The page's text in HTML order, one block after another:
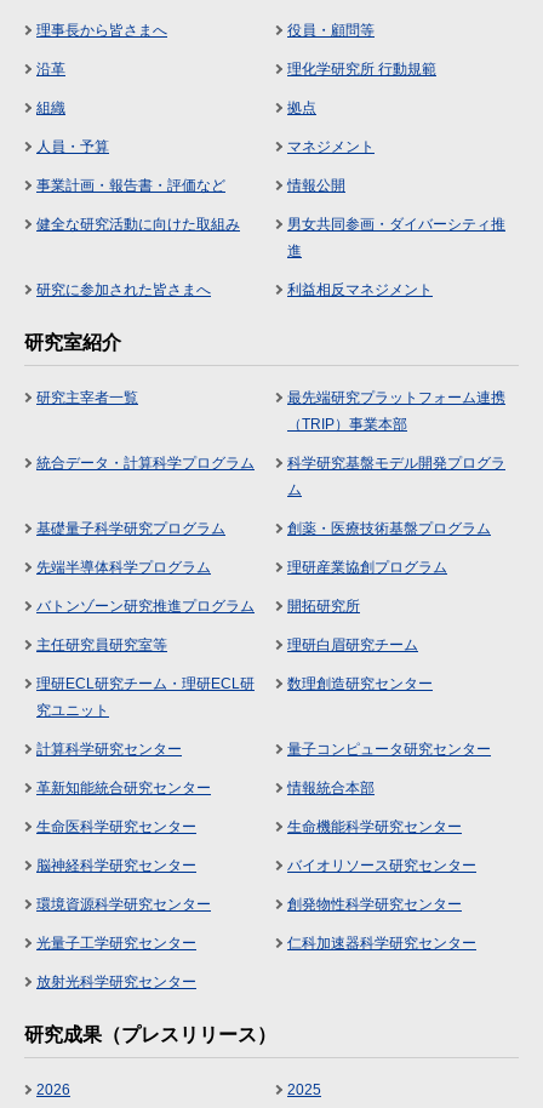
理事長から皆さまへ 役員・顧問等
沿革 理化学研究所 行動規範
組織 拠点
人員・予算 マネジメント
事業計画・報告書・評価など 情報公開
健全な研究活動に向けた取組み
男女共同参画・ダイバーシティ推
進
研究に参加された皆さまへ 利益相反マネジメント
研究室紹介
研究主宰者一覧
最先端研究プラットフォーム連携
（TRIP）事業本部
統合データ・計算科学プログラム
科学研究基盤モデル開発プログラ
ム
基礎量子科学研究プログラム 創薬・医療技術基盤プログラム
先端半導体科学プログラム 理研産業協創プログラム
バトンゾーン研究推進プログラム 開拓研究所
主任研究員研究室等 理研白眉研究チーム
理研ECL研究チーム・理研ECL研
究ユニット
数理創造研究センター
計算科学研究センター 量子コンピュータ研究センター
革新知能統合研究センター 情報統合本部
生命医科学研究センター 生命機能科学研究センター
脳神経科学研究センター バイオリソース研究センター
環境資源科学研究センター 創発物性科学研究センター
光量子工学研究センター 仁科加速器科学研究センター
放射光科学研究センター
研究成果（プレスリリース）
2026 2025